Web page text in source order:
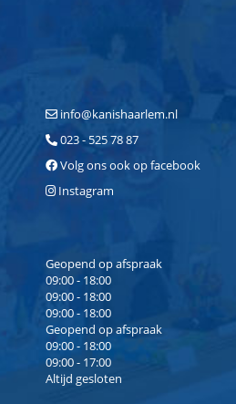
info@kanishaarlem.nl
023 - 525 78 87
Volg ons ook op facebook
Instagram
Geopend op afspraak
09:00 - 18:00
09:00 - 18:00
09:00 - 18:00
Geopend op afspraak
09:00 - 18:00
09:00 - 17:00
Altijd gesloten